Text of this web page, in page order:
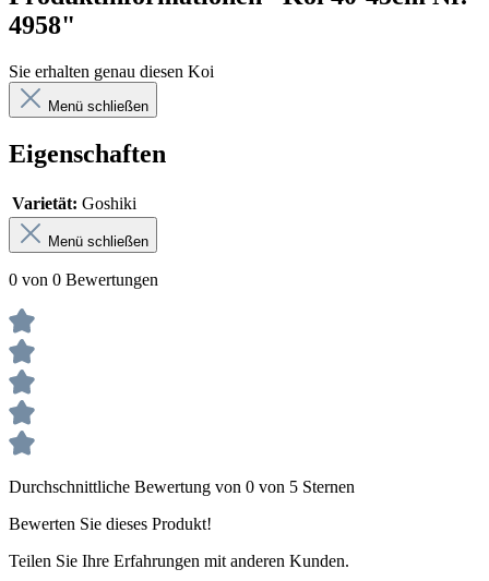
4958"
Sie erhalten genau diesen Koi
Menü schließen
Eigenschaften
Varietät: Goshiki
Menü schließen
0 von 0 Bewertungen
Durchschnittliche Bewertung von 0 von 5 Sternen
Bewerten Sie dieses Produkt!
Teilen Sie Ihre Erfahrungen mit anderen Kunden.